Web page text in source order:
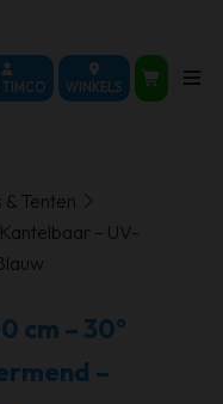
TIMCO WINKELS
Tenten
– UV-
cm – 30°
–